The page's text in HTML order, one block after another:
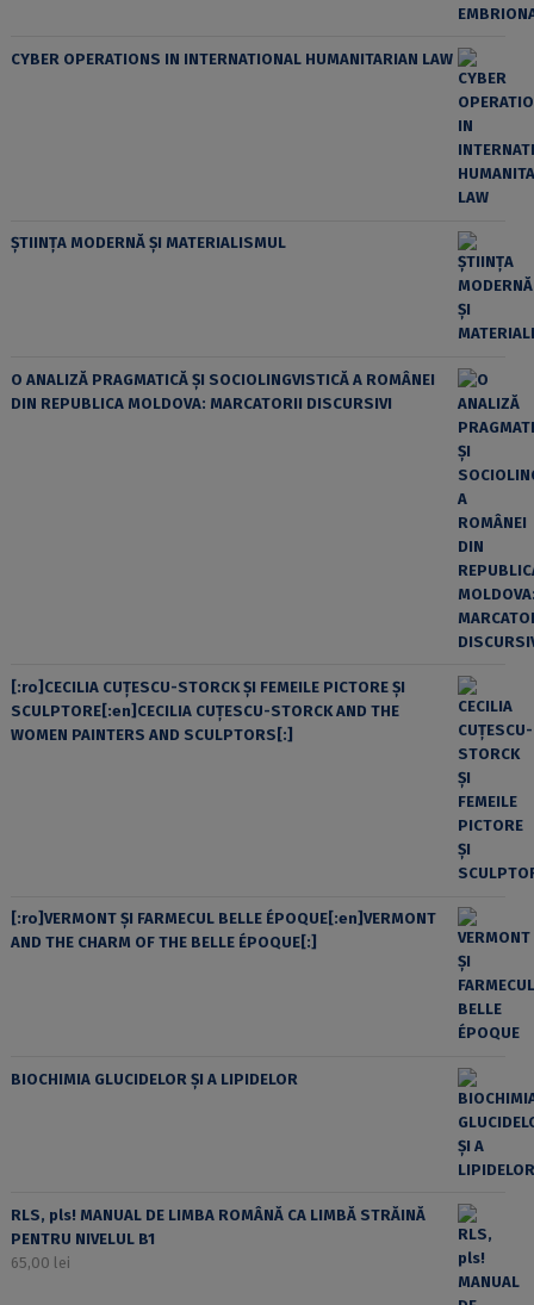
CYBER OPERATIONS IN INTERNATIONAL HUMANITARIAN LAW
ȘTIINȚA MODERNĂ ȘI MATERIALISMUL
O ANALIZĂ PRAGMATICĂ ȘI SOCIOLINGVISTICĂ A ROMÂNEI
DIN REPUBLICA MOLDOVA: MARCATORII DISCURSIVI
[:ro]CECILIA CUŢESCU-STORCK ŞI FEMEILE PICTORE ŞI
SCULPTORE[:en]CECILIA CUŢESCU-STORCK AND THE
WOMEN PAINTERS AND SCULPTORS[:]
[:ro]VERMONT ȘI FARMECUL BELLE ÉPOQUE[:en]VERMONT
AND THE CHARM OF THE BELLE ÉPOQUE[:]
BIOCHIMIA GLUCIDELOR ȘI A LIPIDELOR
RLS, pls! MANUAL DE LIMBA ROMÂNĂ CA LIMBĂ STRĂINĂ
PENTRU NIVELUL B1
65,00 lei